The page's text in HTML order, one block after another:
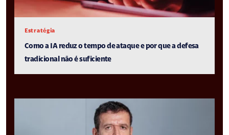
Estratégia
Como a IA reduz o tempo de ataque e por que a defesa
tradicional não é suficiente